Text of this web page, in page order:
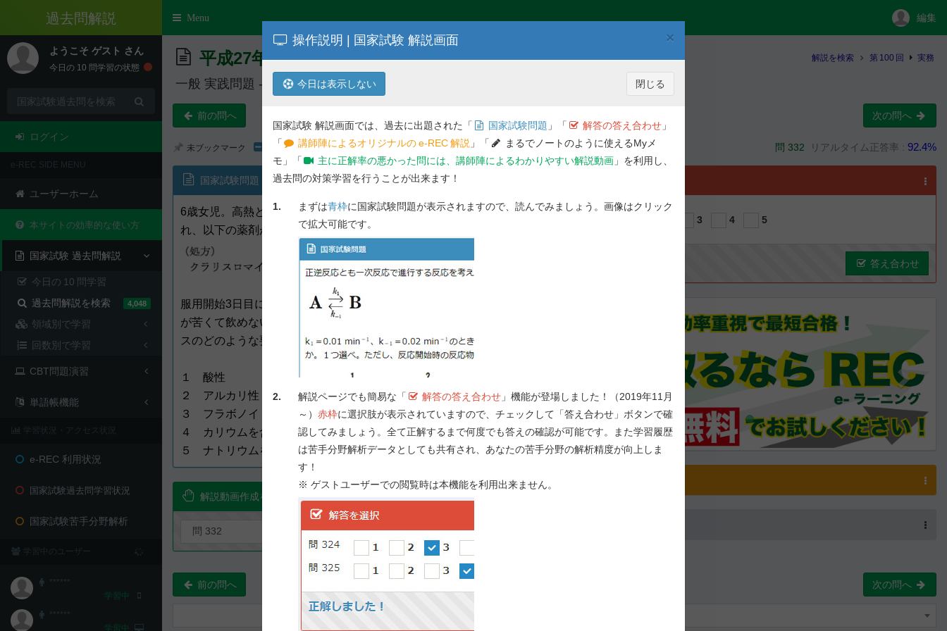
×
操作説明 | 国家試験 解説画面
今日は表示しない 閉じる
国家試験 解説画面では、過去に出題された「 国家試験問題 」「 解答の答え合わせ 」
「
講師陣によるオリジナルのe-REC解説 」「
まるでノートのように使えるMyメ
モ」「
主に正解率の悪かった問には、講師陣によるわかりやすい解説動画 」を利用し、
過去問の対策学習を行うことが出来ます！
1. まずは青枠に国家試験問題が表示されますので、読んでみましょう。画像はクリック
で拡大可能です。
2. 解説ページでも簡易な「 解答の答え合わせ 」機能が登場しました！（2019年11月
～） 赤枠に選択肢が表示されていますので、チェックして「答え合わせ」ボタンで確
認してみましょう。全て正解するまで何度でも答えの確認が可能です。また学習履歴
は苦手分野解析データとしても共有され、あなたの苦手分野の解析精度が向上しま
す！
※ ゲストユーザーでの閲覧時は本機能を利用出来ません。
過去問解説
Toggle
Menu 編集
ようこそ ゲスト さん
今日の 10 問学習の状態
ログイン
e-REC SIDE MENU
ユーザーホーム
本サイトの効率的な使い方
国家試験 過去問解説
今日の 10 問学習
過去問解説を検索
4,048
領域別で学習
回数別で学習
CBT問題演習
単語帳機能
学習状況・アクセス状況
e-REC 利用状況
国家試験過去問学習状況
国家試験苦手分野解析
学習中のユーザー
******
学習中
******
学習中
解説を検索 第 100 回 実務
平成27年度 第100回 薬剤師国家試験問題
一般 実践問題 - 問 332
前の問へ 次の問へ
未ブックマーク 問 332 リアルタイム正答率 : 92.4%
国家試験問題
6歳女児。高熱とひどい咳のため受診し、マイコプラズマ肺炎と診断さ
れ、以下の薬剤が処方された。
服用開始3日目に、オレンジジュースに混ぜて服用させたところ、子供
が苦くて飲めないと連絡があった。苦みが増したのはオレンジジュー
スのどのような要因によるものか。１つ選べ。
１ 酸性
２ アルカリ性
３ フラボノイドを含有
４ カリウムを含有
５ ナトリウムを含有
解説動画作成を要望！
問 332
3 4 5
答え合わせ
前の問へ 次の問へ